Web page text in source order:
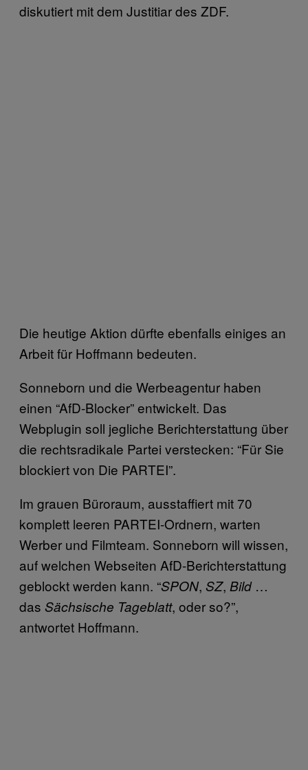
diskutiert mit dem Justitiar des ZDF.
Die heutige Aktion dürfte ebenfalls einiges an
Arbeit für Hoffmann bedeuten.
Sonneborn und die Werbeagentur haben
einen “AfD-Blocker” entwickelt. Das
Webplugin soll jegliche Berichterstattung über
die rechtsradikale Partei verstecken: “Für Sie
blockiert von Die PARTEI”.
Im grauen Büroraum, ausstaffiert mit 70
komplett leeren PARTEI-Ordnern, warten
Werber und Filmteam. Sonneborn will wissen,
auf welchen Webseiten AfD-Berichterstattung
geblockt werden kann. “SPON, SZ, Bild…
das Sächsische Tageblatt, oder so?”,
antwortet Hoffmann.